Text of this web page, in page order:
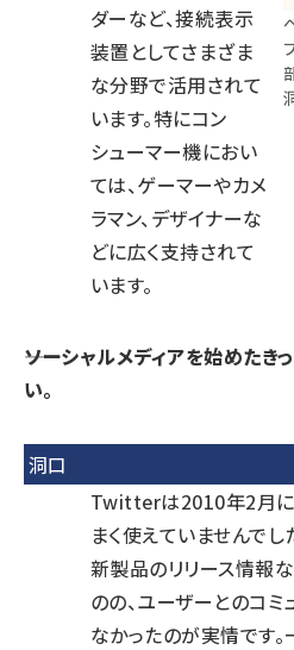
ダーなど、接続表示
装置としてさまざま
な分野で活用されて
います。特にコン
シューマー機におい
ては、ゲーマーやカメ
ラマン、デザイナーな
どに広く支持されて
います。
――ソーシャルメディアを始めたき
い。
洞口
Twitterは2010年2月に
まく使えていませんでし
新製品のリリース情報
のの、ユーザーとのコ
なかったのが実情です。